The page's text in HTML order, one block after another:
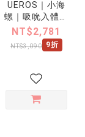
UEROS｜小海
螺｜吸吮入體按
摩棒
NT$2,781
NT$3,090 9折